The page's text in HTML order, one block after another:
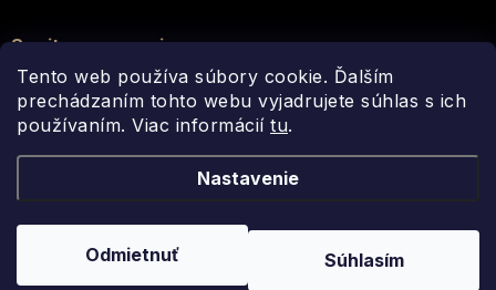
Tento web používa súbory cookie. Ďalším
prechádzaním tohto webu vyjadrujete súhlas s ich
používaním. Viac informácií tu.
Nastavenie
Odmietnuť Súhlasím
Spojte sa s nami
Vytvoril Shoptet
. Všetky práva vyhradené.